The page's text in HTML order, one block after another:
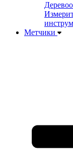
Метчики